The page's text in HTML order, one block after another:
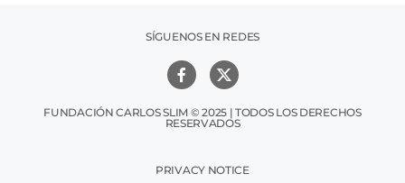
SÍGUENOS EN REDES
FUNDACIÓN CARLOS SLIM © 2025 | TODOS LOS DERECHOS
RESERVADOS
PRIVACY NOTICE